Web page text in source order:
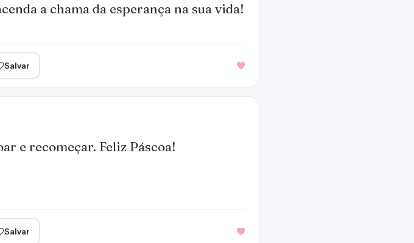
a chama da esperança na sua vida!
Salvar
e recomeçar. Feliz Páscoa!
Salvar